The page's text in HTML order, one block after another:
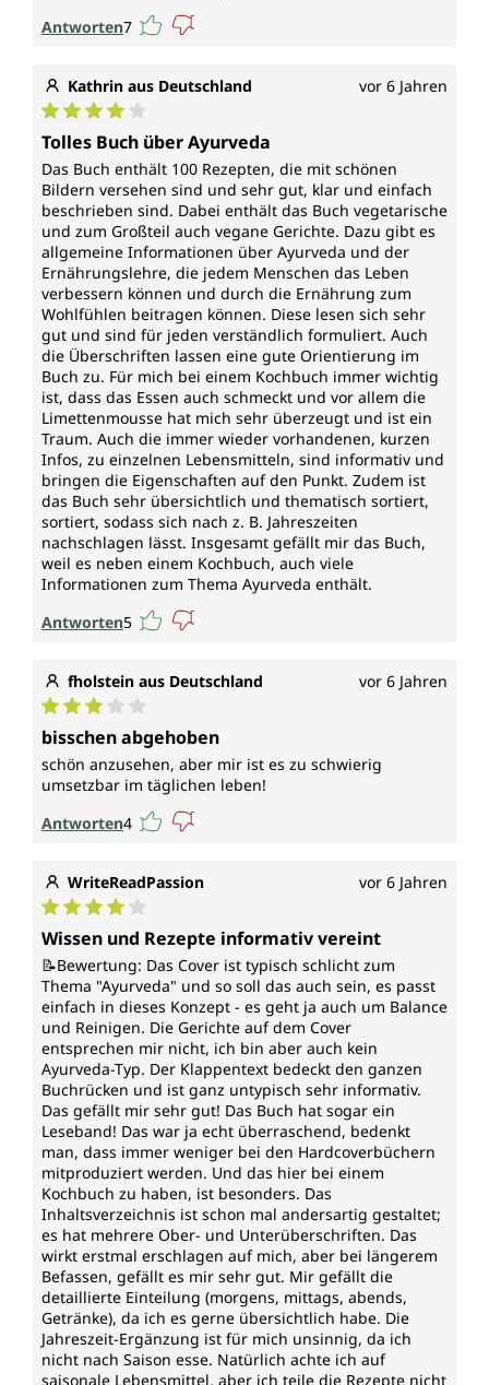
Antworten7
Kathrin aus Deutschland vor 6 Jahren
Durchschnittliche Bewertung von 4 von 5 Sternen
Tolles Buch über Ayurveda
Das Buch enthält 100 Rezepten, die mit schönen
Bildern versehen sind und sehr gut, klar und einfach
beschrieben sind. Dabei enthält das Buch vegetarische
und zum Großteil auch vegane Gerichte. Dazu gibt es
allgemeine Informationen über Ayurveda und der
Ernährungslehre, die jedem Menschen das Leben
verbessern können und durch die Ernährung zum
Wohlfühlen beitragen können. Diese lesen sich sehr
gut und sind für jeden verständlich formuliert. Auch
die Überschriften lassen eine gute Orientierung im
Buch zu. Für mich bei einem Kochbuch immer wichtig
ist, dass das Essen auch schmeckt und vor allem die
Limettenmousse hat mich sehr überzeugt und ist ein
Traum. Auch die immer wieder vorhandenen, kurzen
Infos, zu einzelnen Lebensmitteln, sind informativ und
bringen die Eigenschaften auf den Punkt. Zudem ist
das Buch sehr übersichtlich und thematisch sortiert,
sortiert, sodass sich nach z. B. Jahreszeiten
nachschlagen lässt. Insgesamt gefällt mir das Buch,
weil es neben einem Kochbuch, auch viele
Informationen zum Thema Ayurveda enthält.
Antworten5
fholstein aus Deutschland vor 6 Jahren
Durchschnittliche Bewertung von 3 von 5 Sternen
bisschen abgehoben
schön anzusehen, aber mir ist es zu schwierig
umsetzbar im täglichen leben!
Antworten4
WriteReadPassion vor 6 Jahren
Durchschnittliche Bewertung von 4 von 5 Sternen
Wissen und Rezepte informativ vereint
📝Bewertung: Das Cover ist typisch schlicht zum
Thema "Ayurveda" und so soll das auch sein, es passt
einfach in dieses Konzept - es geht ja auch um Balance
und Reinigen. Die Gerichte auf dem Cover
entsprechen mir nicht, ich bin aber auch kein
Ayurveda-Typ. Der Klappentext bedeckt den ganzen
Buchrücken und ist ganz untypisch sehr informativ.
Das gefällt mir sehr gut! Das Buch hat sogar ein
Leseband! Das war ja echt überraschend, bedenkt
man, dass immer weniger bei den Hardcoverbüchern
mitproduziert werden. Und das hier bei einem
Kochbuch zu haben, ist besonders. Das
Inhaltsverzeichnis ist schon mal andersartig gestaltet;
es hat mehrere Ober- und Unterüberschriften. Das
wirkt erstmal erschlagen auf mich, aber bei längerem
Befassen, gefällt es mir sehr gut. Mir gefällt die
detaillierte Einteilung (morgens, mittags, abends,
Getränke), da ich es gerne übersichtlich habe. Die
Jahreszeit-Ergänzung ist für mich unsinnig, da ich
nicht nach Saison esse. Natürlich achte ich auf
saisonale Lebensmittel, aber ich teile die Rezepte nicht